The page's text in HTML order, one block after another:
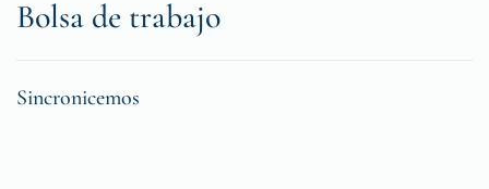
Bolsa de trabajo
Sincronicemos